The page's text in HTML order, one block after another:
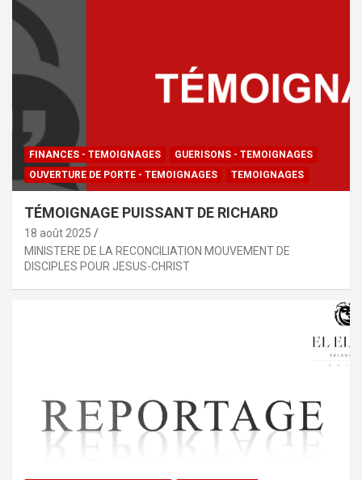
FINANCES - TEMOIGNAGES
GUERISONS - TEMOIGNAGES
OUVERTURE DE PORTE - TEMOIGNAGES
TEMOIGNAGES
TÉMOIGNAGE PUISSANT DE RICHARD
18 août 2025
MINISTERE DE LA RECONCILIATION MOUVEMENT DE
DISCIPLES POUR JESUS-CHRIST